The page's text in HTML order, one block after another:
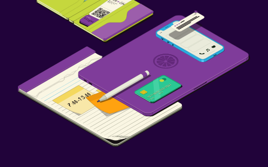
Günlük oda hizmetleri
Tesis dışında CCTV
24 saat güvenlik
İlk yardım seti
Havuz ve spa